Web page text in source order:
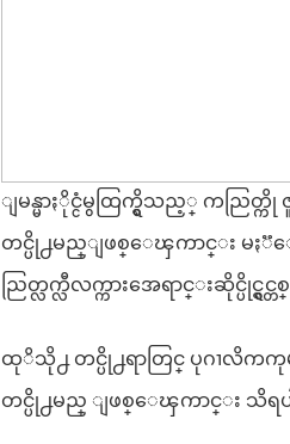
ျမန္မာႏိုင္ငံမွထြက္ရွိသည့္ ကညြ
တင္ပို႕မည္ျဖစ္ေၾကာင္း မႏၱ
ညြတ္လက္လီလက္ကားအေရာင္းဆိုင္ပိုင္ရွ
ထုိသို႕ တင္ပို႕ရာတြင္ ပုဂၢလိကကုမ
တင္ပို႕မည္ ျဖစ္ေၾကာင္း သိရ